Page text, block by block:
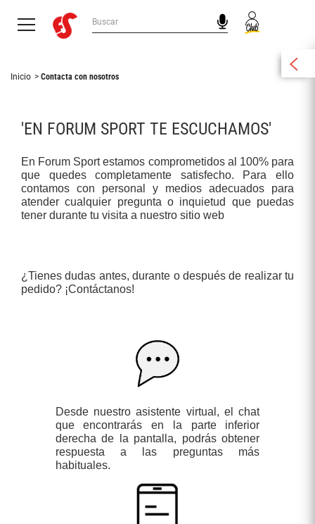
Inicio Contacta con nosotros
'EN FORUM SPORT TE ESCUCHAMOS'
En Forum Sport estamos comprometidos al 100% para
que quedes completamente satisfecho. Para ello
contamos con personal y medios adecuados para
atender cualquier pregunta o inquietud que puedas
tener durante tu visita a nuestro sitio web
¿Tienes dudas antes, durante o después de realizar tu
pedido? ¡Contáctanos!
Desde nuestro asistente virtual, el chat
que encontrarás en la parte inferior
derecha de la pantalla, podrás obtener
respuesta a las preguntas más
habituales.